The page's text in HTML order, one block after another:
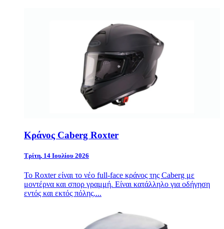
Κράνος Caberg Roxter
Τρίτη, 14 Ιουλίου 2026
Το Roxter είναι το νέο full-face κράνος της Caberg με
μοντέρνα και σπορ γραμμή. Είναι κατάλληλο για οδήγηση
εντός και εκτός πόλης....